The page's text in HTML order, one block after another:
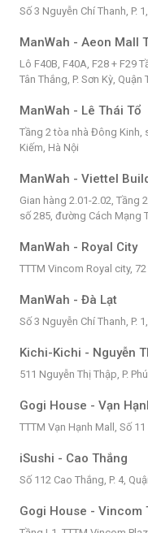
Số 3 Nguyễn Chí Thanh, P.
ManWah - Aeon Mall
Lô F40B, F40A, F28 + F29
Tân Thắng, P. Sơn Kỳ, Quận
ManWah - Lê Thái Tổ
Tầng 2 tòa nhà Đông Kinh,
Kiếm, Hà Nội
ManWah - Viettel
Gian hàng 2.01-2.02, Tầng
số 285, đường Cách Mạng
ManWah - Royal City
TTTM Vincom Royal city,
ManWah - Đà Lạt
Số 3 Nguyễn Chí Thanh, P.
Kichi-Kichi - Nguyễn
511 Nguyễn Thị Thập, P.
Gogi House - Vạn
TTTM Vạn Hạnh Mall, Số
iSushi - Cao Thắng
Số 112 Cao Thắng, P. 4,
Gogi House - Vincom